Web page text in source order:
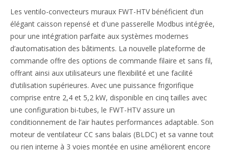
Les ventilo-convecteurs muraux FWT-HTV bénéficient d’un
élégant caisson repensé et d'une passerelle Modbus intégrée,
pour une intégration parfaite aux systèmes modernes
d’automatisation des bâtiments. La nouvelle plateforme de
commande offre des options de commande filaire et sans fil,
offrant ainsi aux utilisateurs une flexibilité et une facilité
d’utilisation supérieures. Avec une puissance frigorifique
comprise entre 2,4 et 5,2 kW, disponible en cinq tailles avec
une configuration bi-tubes, le FWT-HTV assure un
conditionnement de l’air hautes performances adaptable. Son
moteur de ventilateur CC sans balais (BLDC) et sa vanne tout
ou rien interne à 3 voies montée en usine améliorent encore